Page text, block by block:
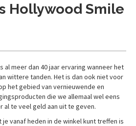
Hollywood Smile
al meer dan 40 jaar ervaring wanneer het
wittere tanden. Het is dan ook niet voor
het gebied van vernieuwende en
die we allemaal wel eens
al te veel geld aan uit te geven.
vanaf heden in de winkel kunt treffen is